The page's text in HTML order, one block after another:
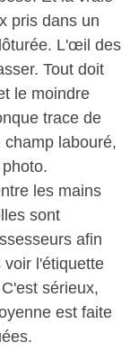
pris dans un
L'œil des
Tout doit
le moindre
trace de
labouré,
les mains
sont
afin
voir l'étiquette
sérieux,
est faite